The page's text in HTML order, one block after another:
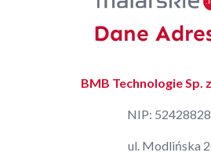
Dane
BMB Technologie Sp.
NIP:
ul. Modlińska